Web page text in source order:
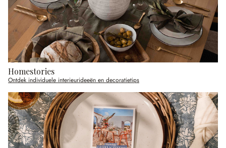
Homestories
Ontdek individuele interieurideeën en decoratietips